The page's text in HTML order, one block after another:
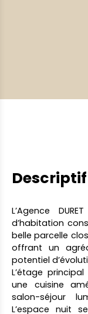
Descriptif
L’Agence
d’habitation
belle parcelle
offrant un
potentiel
L’étage
une cuisine
salon-séjour
L’espace nuit